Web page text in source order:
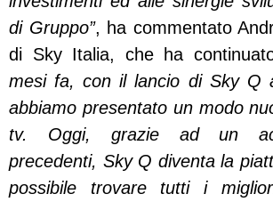
di Gruppo”, ha commentato
di Sky Italia, che ha
mesi fa, con il lancio di Sky Q
abbiamo presentato un modo
tv. Oggi, grazie ad un
precedenti, Sky Q diventa la
possibile trovare tutti i